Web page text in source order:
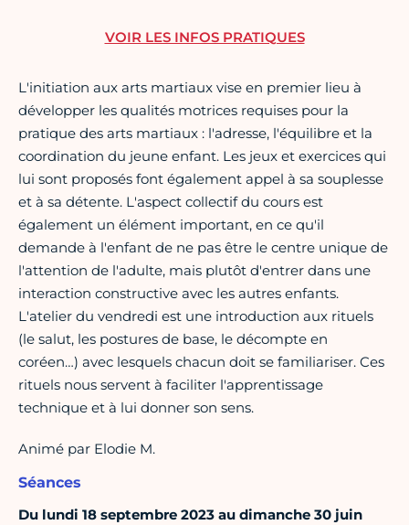
L'initiation aux arts martiaux vise en premier lieu à
développer les qualités motrices requises pour la
pratique des arts martiaux : l'adresse, l'équilibre et la
coordination du jeune enfant. Les jeux et exercices qui
lui sont proposés font également appel à sa souplesse
et à sa détente. L'aspect collectif du cours est
également un élément important, en ce qu'il
demande à l'enfant de ne pas être le centre unique de
l'attention de l'adulte, mais plutôt d'entrer dans une
interaction constructive avec les autres enfants.
L'atelier du vendredi est une introduction aux rituels
(le salut, les postures de base, le décompte en
coréen…) avec lesquels chacun doit se familiariser. Ces
rituels nous servent à faciliter l'apprentissage
technique et à lui donner son sens.
Animé par Elodie M.
Séances
Du lundi 18 septembre 2023 au dimanche 30 juin
VOIR LES INFOS PRATIQUES